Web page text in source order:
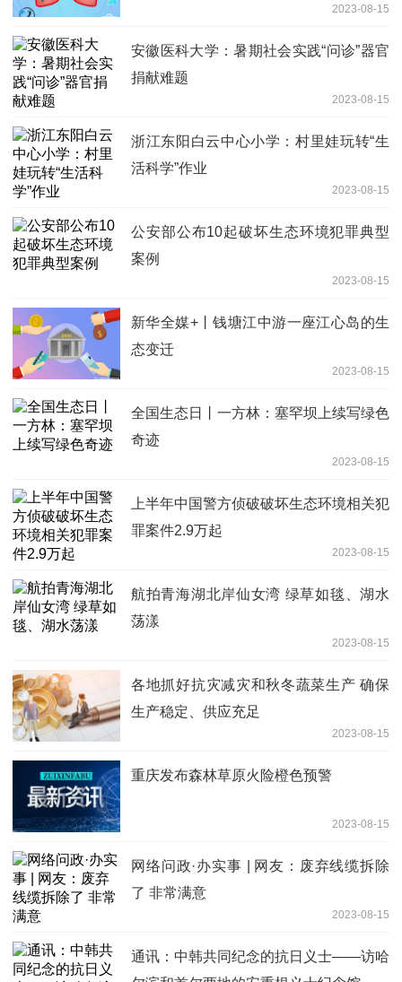
2023-08-15
安徽医科大学：暑期社会实践“问诊”器官
捐献难题
2023-08-15
浙江东阳白云中心小学：村里娃玩转“生
活科学”作业
2023-08-15
公安部公布10起破坏生态环境犯罪典型
案例
2023-08-15
新华全媒+丨钱塘江中游一座江心岛的生
态变迁
2023-08-15
全国生态日丨一方林：塞罕坝上续写绿色
奇迹
2023-08-15
上半年中国警方侦破破坏生态环境相关犯
罪案件2.9万起
2023-08-15
航拍青海湖北岸仙女湾 绿草如毯、湖水
荡漾
2023-08-15
各地抓好抗灾减灾和秋冬蔬菜生产 确保
生产稳定、供应充足
2023-08-15
重庆发布森林草原火险橙色预警
2023-08-15
网络问政·办实事 | 网友：废弃线缆拆除
了 非常满意
2023-08-15
通讯：中韩共同纪念的抗日义士——访哈